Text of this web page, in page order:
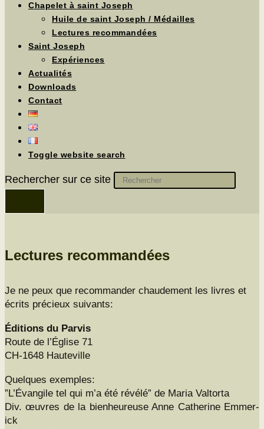
Chapelet à saint Joseph
Huile de saint Joseph / Médailles
Lectures recommandées
Saint Joseph
Expériences
Actualités
Downloads
Contact
Toggle website search
Rechercher sur ce site
Lectures recommandées
Je ne peux que recom­man­der chaude­ment les livres et
écrits pré­cieux suivants:
Édi­tions du Parvis
Route de l’Église 71
CH-1648 Hauteville
Quelques exem­ples:
”L’Évangile tel qui m’a été révélé” de Maria Val­tor­ta
Div. œuvres de la bien­heureuse Anne Cather­ine Emm­er­
ick